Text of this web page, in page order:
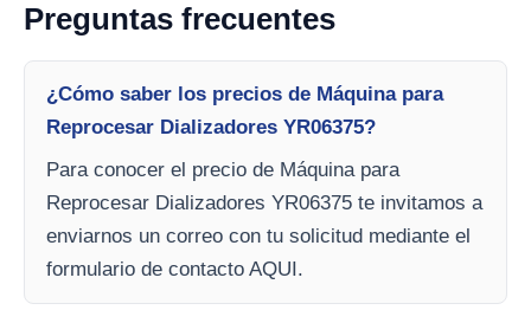
Preguntas frecuentes
¿Cómo saber los precios de Máquina para
Reprocesar Dializadores YR06375?
Para conocer el precio de Máquina para
Reprocesar Dializadores YR06375 te invitamos a
enviarnos un correo con tu solicitud mediante el
formulario de contacto AQUI.